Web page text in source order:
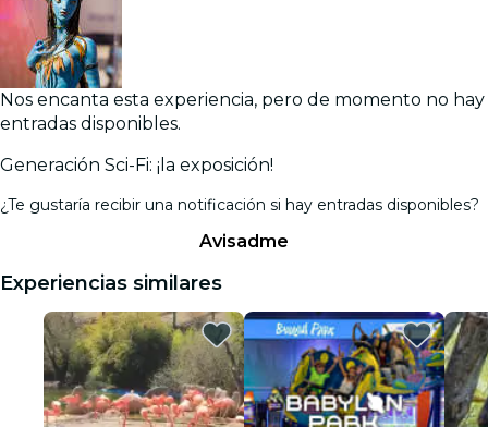
Nos encanta esta experiencia, pero de momento no hay
entradas disponibles.
Generación Sci-Fi: ¡la exposición!
¿Te gustaría recibir una notificación si hay entradas disponibles?
Avisadme
Experiencias similares